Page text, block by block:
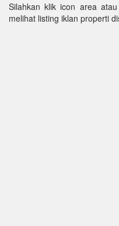
Silahkan klik icon area
melihat listing iklan properti